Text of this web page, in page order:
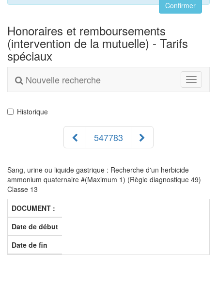
Confirmer
Honoraires et remboursements
(intervention de la mutuelle) - Tarifs
spéciaux
Toggle
Nouvelle recherche
Historique
547783
Sang, urine ou liquide gastrique : Recherche d'un herbicide
ammonium quaternaire #(Maximum 1) (Règle diagnostique 49)
Classe 13
DOCUMENT :
Date de début
Date de fin